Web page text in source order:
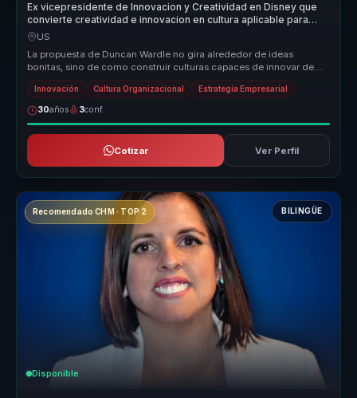
Ex vicepresidente de Innovacion y Creatividad en Disney que
convierte creatividad e innovacion en cultura aplicable para
lideres que deben reinventarse.
US
La propuesta de Duncan Wardle no gira alrededor de ideas
bonitas, sino de como construir culturas capaces de innovar de
forma sostenida. ...
Innovación Cultura Organizacional Estrategia Empresarial
30años 3conf.
Cotizar Ver Perfil
Recomendado CHM · TOP 2 BILINGÜE
Disponible